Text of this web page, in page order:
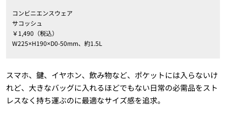
コンビニエンスウェア
サコッシュ
￥1,490（税込）
W225×H190×D0-50mm、約1.5L
スマホ、鍵、イヤホン、飲み物など、ポケットには入らないけ
れど、大きなバッグに入れるほどでもない日常の必需品をスト
レスなく持ち運ぶのに最適なサイズ感を追求。